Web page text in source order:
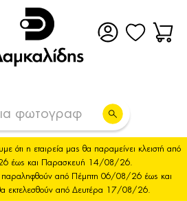
ότι η εταιρεία μας θα παραμείνει κλειστή από
έως και Παρασκευή 14/08/26.
παραληφθούν από Πέμπτη 06/08/26 έως και
εκτελεσθούν από Δευτέρα 17/08/26.